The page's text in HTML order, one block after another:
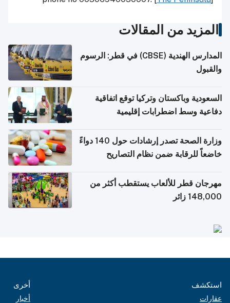
المزيد من المقالات
المدارس الهندية (CBSE) في قطر: الرسوم
والقبول
السعودية وباكستان وتركيا توقع اتفاقية
دفاعية وسط اضطرابات إقليمية
وزارة الصحة تصدر إرشادات حول 140 دواءً
خاضعاً للرقابة ضمن نظام التصاريح
مهرجان قطر للألعاب يستقطب أكثر من
148,000 زائر
استكشف
عقارات
أخرى
أخبار